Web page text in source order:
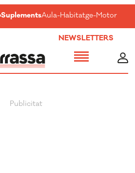
SuplementsAula-Habitatge-Motor-
NEWSLETTERS